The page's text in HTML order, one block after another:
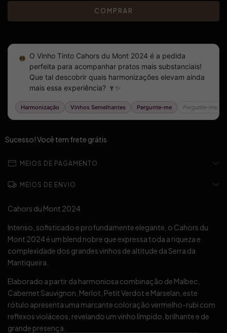
Sucesso! Você tem frete grátis
MEIOS DE PAGAMENTO
MEIOS DE ENVIO
Cahors du Mont 2024
Intenso, sofisticado e profundamente elegante, o Cahors du
Mont 2024 é um blend nobre que expressa toda a riqueza e
complexidade dos grandes vinhos de altitude da Serra da
Mantiqueira.
Elaborado a partir da harmoniosa combinação de Malbec,
Cabernet Sauvignon, Merlot, Petit Verdot e Marselan, este
rótulo apresenta uma marcante coloração vermelho-rubi com
reflexos violáceos, revelando um vinho límpido, brilhante e de
grande presença.